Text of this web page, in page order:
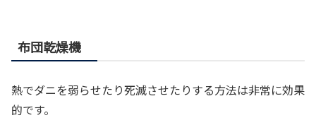
布団乾燥機
熱でダニを弱らせたり死滅させたりする方法は非常に効果
的です。